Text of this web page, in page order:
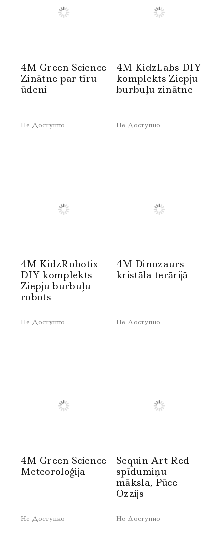
4M Green Science
Zinātne par tīru
ūdeni
Не Доступно
4M KidzLabs DIY
komplekts Ziepju
burbuļu zinātne
Не Доступно
4M KidzRobotix
DIY komplekts
Ziepju burbuļu
robots
Не Доступно
4M Dinozaurs
kristāla terārijā
Не Доступно
4M Green Science
Meteoroloģija
Не Доступно
Sequin Art Red
spīdumiņu
māksla, Pūce
Ozzijs
Не Доступно